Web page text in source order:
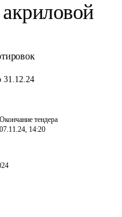
31.12.24
Окончание тендера
07.11.24, 14:20